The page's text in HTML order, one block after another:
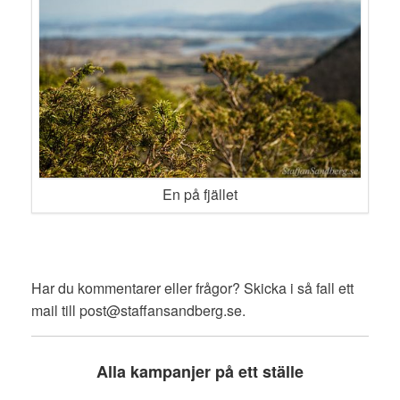
En på fjället
Har du kommentarer eller frågor? Skicka i så fall ett
mail till post@staffansandberg.se.
Alla kampanjer på ett ställe